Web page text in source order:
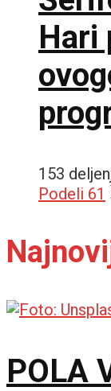
Hari
153
Podeli 61
POLA